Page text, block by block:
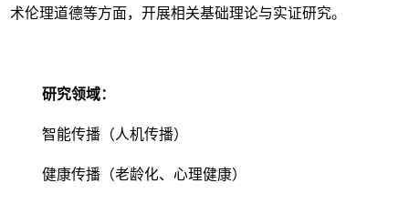
术伦理道德等方面，开展相关基础理论与实证研究。
研究领域：
智能传播（人机传播）
健康传播（老龄化、心理健康）